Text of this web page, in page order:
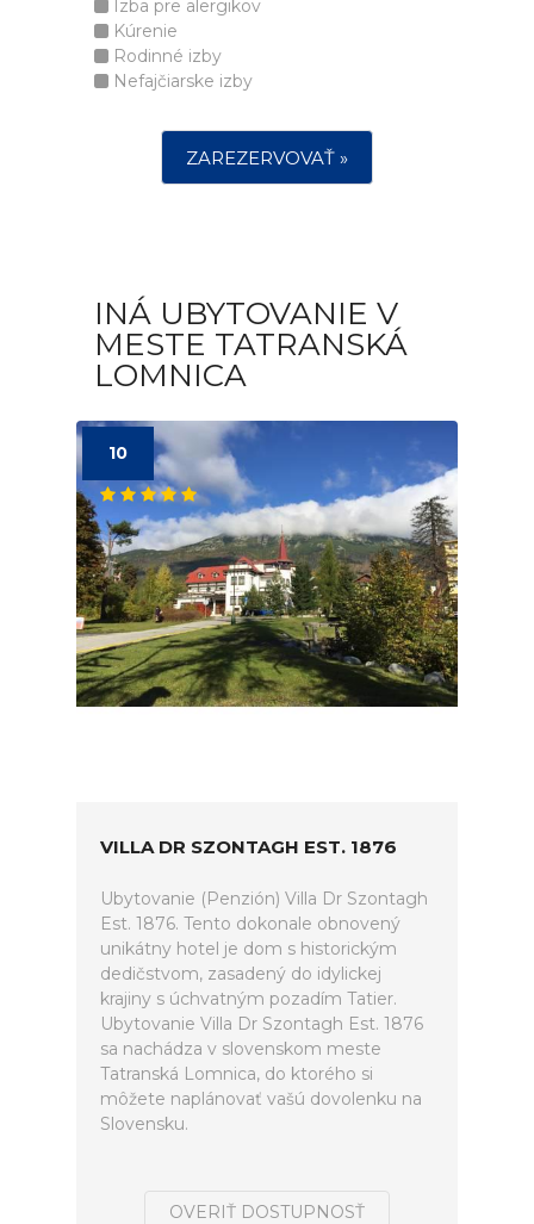
Izba pre alergikov
Kúrenie
Rodinné izby
Nefajčiarske izby
ZAREZERVOVAŤ »
INÁ UBYTOVANIE V
MESTE TATRANSKÁ
LOMNICA
10
VILLA DR SZONTAGH EST. 1876
Ubytovanie (Penzión) Villa Dr Szontagh
Est. 1876. Tento dokonale obnovený
unikátny hotel je dom s historickým
dedičstvom, zasadený do idylickej
krajiny s úchvatným pozadím Tatier.
Ubytovanie Villa Dr Szontagh Est. 1876
sa nachádza v slovenskom meste
Tatranská Lomnica, do ktorého si
môžete naplánovať vašú dovolenku na
Slovensku.
OVERIŤ DOSTUPNOSŤ